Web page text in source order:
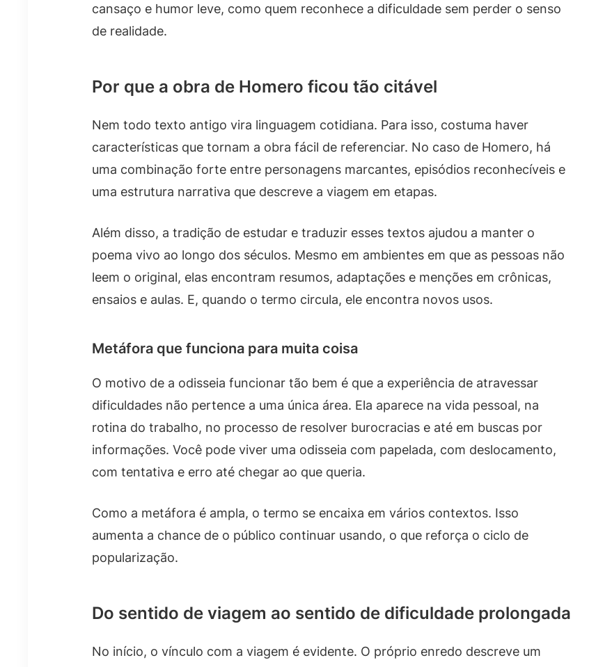
cansaço e humor leve, como quem reconhece a dificuldade sem perder o senso
de realidade.
Por que a obra de Homero ficou tão citável
Nem todo texto antigo vira linguagem cotidiana. Para isso, costuma haver
características que tornam a obra fácil de referenciar. No caso de Homero, há
uma combinação forte entre personagens marcantes, episódios reconhecíveis e
uma estrutura narrativa que descreve a viagem em etapas.
Além disso, a tradição de estudar e traduzir esses textos ajudou a manter o
poema vivo ao longo dos séculos. Mesmo em ambientes em que as pessoas não
leem o original, elas encontram resumos, adaptações e menções em crônicas,
ensaios e aulas. E, quando o termo circula, ele encontra novos usos.
Metáfora que funciona para muita coisa
O motivo de a odisseia funcionar tão bem é que a experiência de atravessar
dificuldades não pertence a uma única área. Ela aparece na vida pessoal, na
rotina do trabalho, no processo de resolver burocracias e até em buscas por
informações. Você pode viver uma odisseia com papelada, com deslocamento,
com tentativa e erro até chegar ao que queria.
Como a metáfora é ampla, o termo se encaixa em vários contextos. Isso
aumenta a chance de o público continuar usando, o que reforça o ciclo de
popularização.
Do sentido de viagem ao sentido de dificuldade prolongada
No início, o vínculo com a viagem é evidente. O próprio enredo descreve um